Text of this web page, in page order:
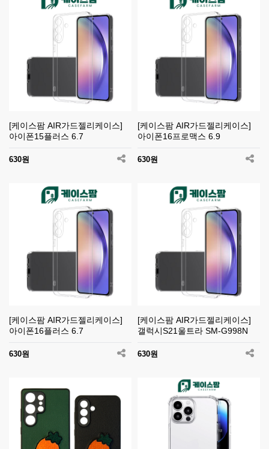
[케이스팜 AIR가드젤리케이스]
아이폰15플러스 6.7
630원
[케이스팜 AIR가드젤리케이스]
아이폰16프로맥스 6.9
630원
[케이스팜 AIR가드젤리케이스]
아이폰16플러스 6.7
630원
[케이스팜 AIR가드젤리케이스]
갤럭시S21울트라 SM-G998N
630원